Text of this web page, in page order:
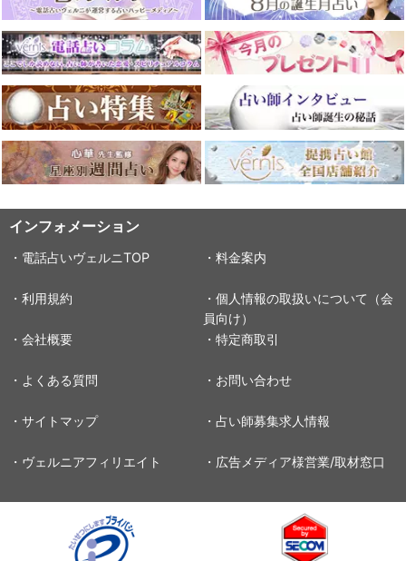
インフォメーション
・電話占いヴェルニTOP ・料金案内
・利用規約
・個人情報の取扱いについて（会
員向け）
・会社概要
・特定商取引
・よくある質問 ・お問い合わせ
・サイトマップ ・占い師募集求人情報
・ヴェルニアフィリエイト ・広告メディア様営業/取材窓口